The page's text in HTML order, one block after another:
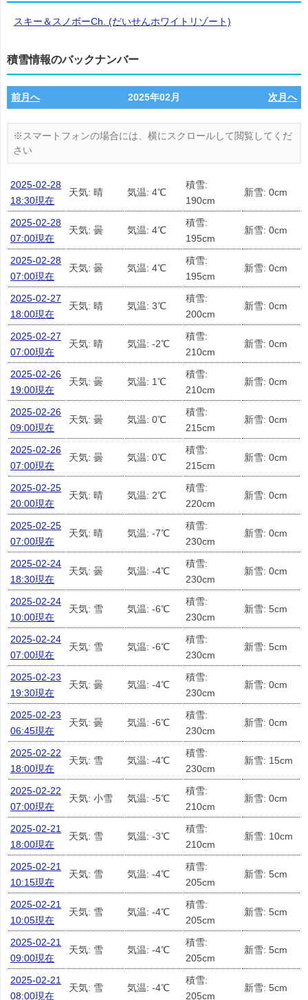
スキー＆スノボーCh. (だいせんホワイトリゾート)
積雪情報のバックナンバー
前月へ 2025年02月 次月へ
2025-02-28
18:30現在
天気: 晴 気温: 4℃
積雪:
190cm
新雪: 0cm
2025-02-28
07:00現在
天気: 曇 気温: 4℃
積雪:
195cm
新雪: 0cm
2025-02-28
07:00現在
天気: 曇 気温: 4℃
積雪:
195cm
新雪: 0cm
2025-02-27
18:00現在
天気: 晴 気温: 3℃
積雪:
200cm
新雪: 0cm
2025-02-27
07:00現在
天気: 晴 気温: -2℃
積雪:
210cm
新雪: 0cm
2025-02-26
19:00現在
天気: 曇 気温: 1℃
積雪:
210cm
新雪: 0cm
2025-02-26
09:00現在
天気: 曇 気温: 0℃
積雪:
215cm
新雪: 0cm
2025-02-26
07:00現在
天気: 曇 気温: 0℃
積雪:
215cm
新雪: 0cm
2025-02-25
20:00現在
天気: 晴 気温: 2℃
積雪:
220cm
新雪: 0cm
2025-02-25
07:00現在
天気: 晴 気温: -7℃
積雪:
230cm
新雪: 0cm
2025-02-24
18:30現在
天気: 曇 気温: -4℃
積雪:
230cm
新雪: 0cm
2025-02-24
10:00現在
天気: 雪 気温: -6℃
積雪:
230cm
新雪: 5cm
2025-02-24
07:00現在
天気: 雪 気温: -6℃
積雪:
230cm
新雪: 5cm
2025-02-23
19:30現在
天気: 曇 気温: -4℃
積雪:
230cm
新雪: 0cm
2025-02-23
06:45現在
天気: 曇 気温: -6℃
積雪:
230cm
新雪: 0cm
2025-02-22
18:00現在
天気: 雪 気温: -4℃
積雪:
230cm
新雪: 15cm
2025-02-22
07:00現在
天気: 小雪 気温: -5℃
積雪:
210cm
新雪: 0cm
2025-02-21
18:00現在
天気: 雪 気温: -3℃
積雪:
210cm
新雪: 10cm
2025-02-21
10:15現在
天気: 雪 気温: -4℃
積雪:
205cm
新雪: 5cm
2025-02-21
10:05現在
天気: 雪 気温: -4℃
積雪:
205cm
新雪: 5cm
2025-02-21
09:00現在
天気: 雪 気温: -4℃
積雪:
205cm
新雪: 5cm
2025-02-21
08:00現在
天気: 雪 気温: -4℃
積雪:
205cm
新雪: 5cm